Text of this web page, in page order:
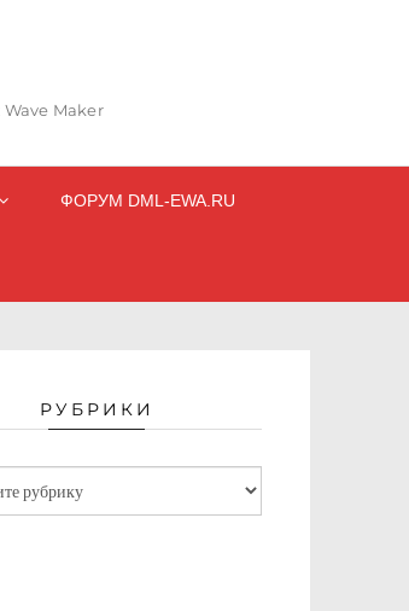
Maker
ФОРУМ DML-EWA.RU
РУБРИКИ